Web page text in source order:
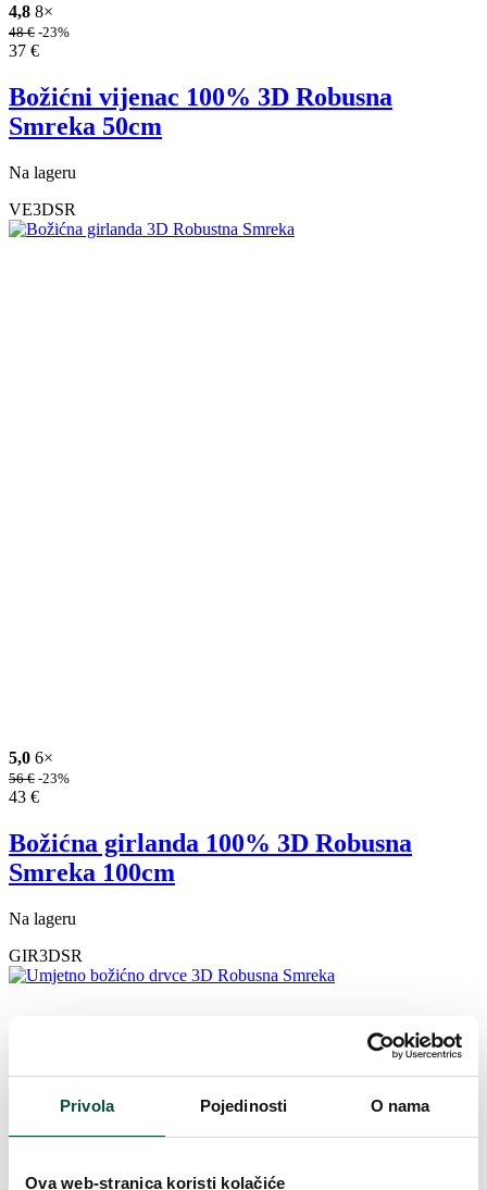
Privola Pojedinosti O nama
Ova web-stranica koristi kolačiće
4,8 8×
48€ -23%
37 €
Božićni vijenac 100% 3D Robusna
Smreka 50cm
Na lageru
VE3DSR
5,0 6×
56€ -23%
43 €
Božićna girlanda 100% 3D Robusna
Smreka 100cm
Na lageru
GIR3DSR